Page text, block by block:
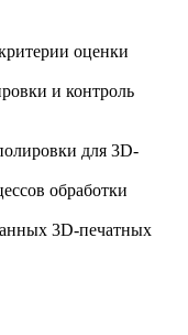
оценки
и контроль
для 3D-
обработки
3D-печатных